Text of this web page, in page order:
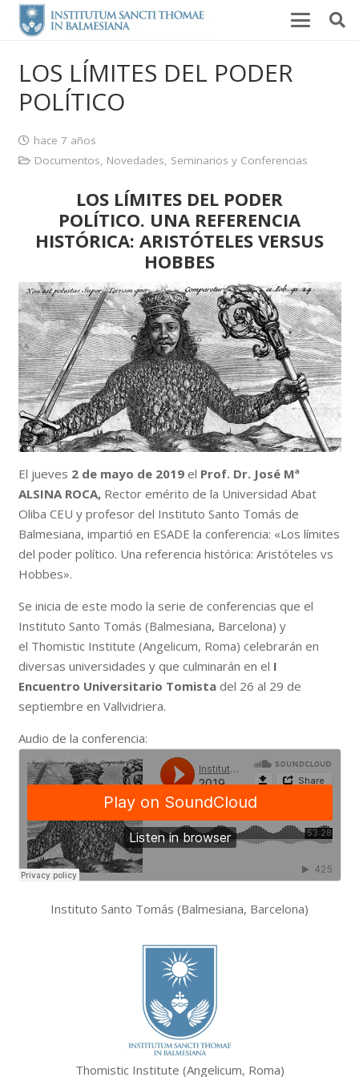
LOS LÍMITES DEL PODER
POLÍTICO
hace 7 años
Documentos Novedades Seminarios y Conferencias
LOS LÍMITES DEL PODER
POLÍTICO. UNA REFERENCIA
HISTÓRICA: ARISTÓTELES VERSUS
HOBBES
El jueves 2 de mayo de 2019el Prof. Dr. José Mª
ALSINA ROCA, Rector emérito de la Universidad Abat
Oliba CEU y profesor del Instituto Santo Tomás de
Balmesiana, impartió en ESADE la conferencia: «Los límites
del poder político. Una referencia histórica: Aristóteles vs
Hobbes».
Se inicia de este modo la serie de conferencias que el
Instituto Santo Tomás (Balmesiana, Barcelona) y
el Thomistic Institute (Angelicum, Roma) celebrarán en
diversas universidades y que culminarán en el I
Encuentro Universitario Tomistadel 26 al 29 de
septiembre en Vallvidriera.
Audio de la conferencia:
Instituto Santo Tomás (Balmesiana, Barcelona)
Thomistic Institute (Angelicum, Roma)